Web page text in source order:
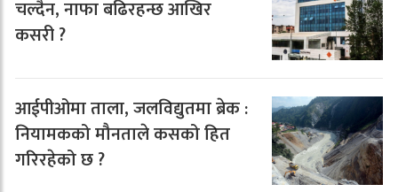
चल्दैन, नाफा बढिरहन्छ आखिर
कसरी ?
आईपीओमा ताला, जलविद्युतमा ब्रेक :
नियामकको मौनताले कसको हित
गरिरहेको छ ?